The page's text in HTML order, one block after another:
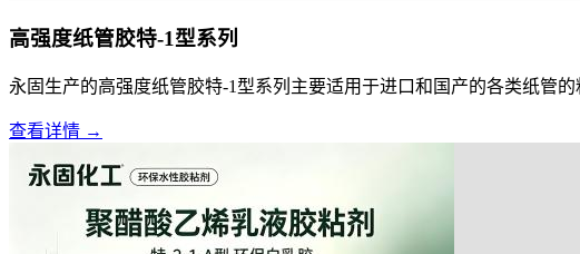
高强度纸管胶特-1型系列
永固生产的高强度纸管胶特-1型系列主要适用于进口和国产的各类纸管的
查看详情 →